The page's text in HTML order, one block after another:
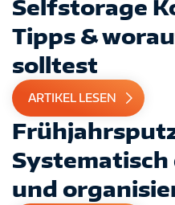
Selfstorage
Tipps &
solltest
ARTIKEL LESEN
und
IMPRESSUM